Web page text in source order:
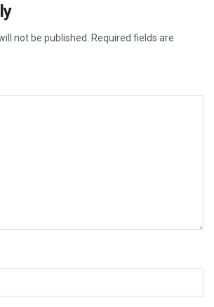
not be published.
Required fields are